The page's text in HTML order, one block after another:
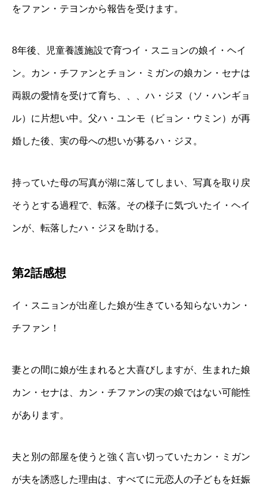
をファン・テヨンから報告を受けます。
8年後、児童養護施設で育つイ・スニョンの娘イ・ヘイ
ン。カン・チファンとチョン・ミガンの娘カン・セナは
両親の愛情を受けて育ち、、、ハ・ジヌ（ソ・ハンギョ
ル）に片想い中。父ハ・ユンモ（ビョン・ウミン）が再
婚した後、実の母への想いが募るハ・ジヌ。
持っていた母の写真が湖に落してしまい、写真を取り戻
そうとする過程で、転落。その様子に気づいたイ・ヘイ
ンが、転落したハ・ジヌを助ける。
第2話感想
イ・スニョンが出産した娘が生きている知らないカン・
チファン！
妻との間に娘が生まれると大喜びしますが、生まれた娘
カン・セナは、カン・チファンの実の娘ではない可能性
があります。
夫と別の部屋を使うと強く言い切っていたカン・ミガン
が夫を誘惑した理由は、すべてに元恋人の子どもを妊娠